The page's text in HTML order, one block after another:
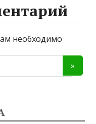
необходимо